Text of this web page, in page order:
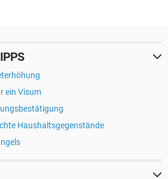
ein Visum
Haushaltsgegenstände